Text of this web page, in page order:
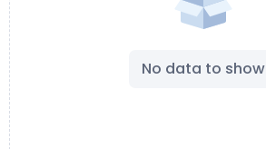
No data to show